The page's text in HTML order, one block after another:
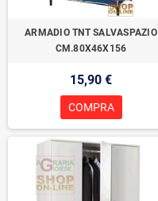
ARMADIO TNT SALVASPAZIO
CM.80X46X156
15,90 €
COMPRA